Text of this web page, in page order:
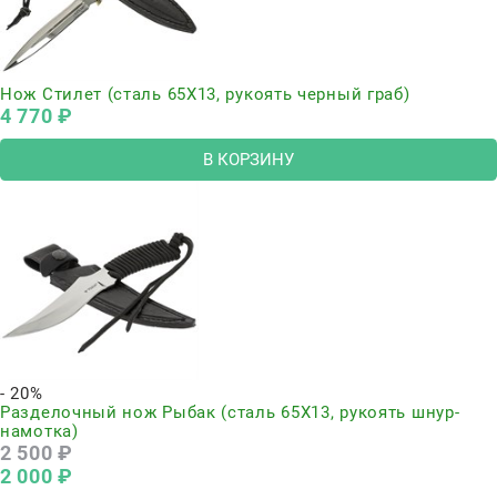
Нож Стилет (сталь 65Х13, рукоять черный граб)
4 770 ₽
В КОРЗИНУ
- 20%
Разделочный нож Рыбак (сталь 65Х13, рукоять шнур-
намотка)
2 500 ₽
2 000 ₽